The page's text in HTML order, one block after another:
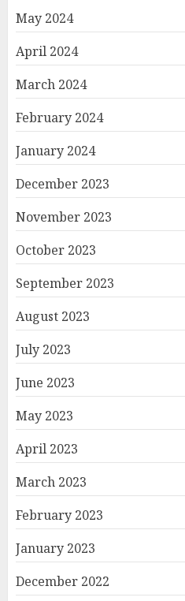
May 2024
April 2024
March 2024
February 2024
January 2024
December 2023
November 2023
October 2023
September 2023
August 2023
July 2023
June 2023
May 2023
April 2023
March 2023
February 2023
January 2023
December 2022